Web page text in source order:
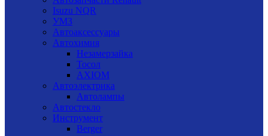
Isuzu NQR
УМЗ
Автоаксессуары
Автохимия
Незамерзайка
Тосол
AXIOM
Автоэлектрика
Автолампы
Автостекло
Инструмент
Berger